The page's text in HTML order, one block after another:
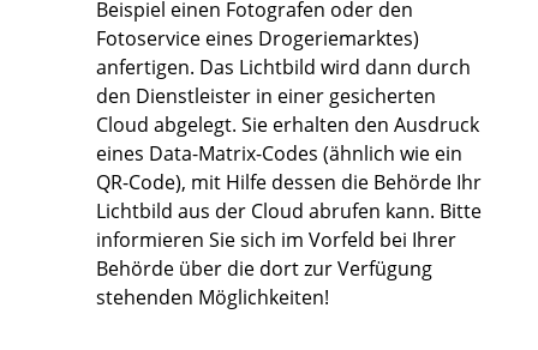
Beispiel einen Fotografen oder den
Fotoservice eines Drogeriemarktes)
anfertigen. Das Lichtbild wird dann durch
den Dienstleister in einer gesicherten
Cloud abgelegt. Sie erhalten den Ausdruck
eines Data-Matrix-Codes (ähnlich wie ein
QR-Code), mit Hilfe dessen die Behörde Ihr
Lichtbild aus der Cloud abrufen kann. Bitte
informieren Sie sich im Vorfeld bei Ihrer
Behörde über die dort zur Verfügung
stehenden Möglichkeiten!